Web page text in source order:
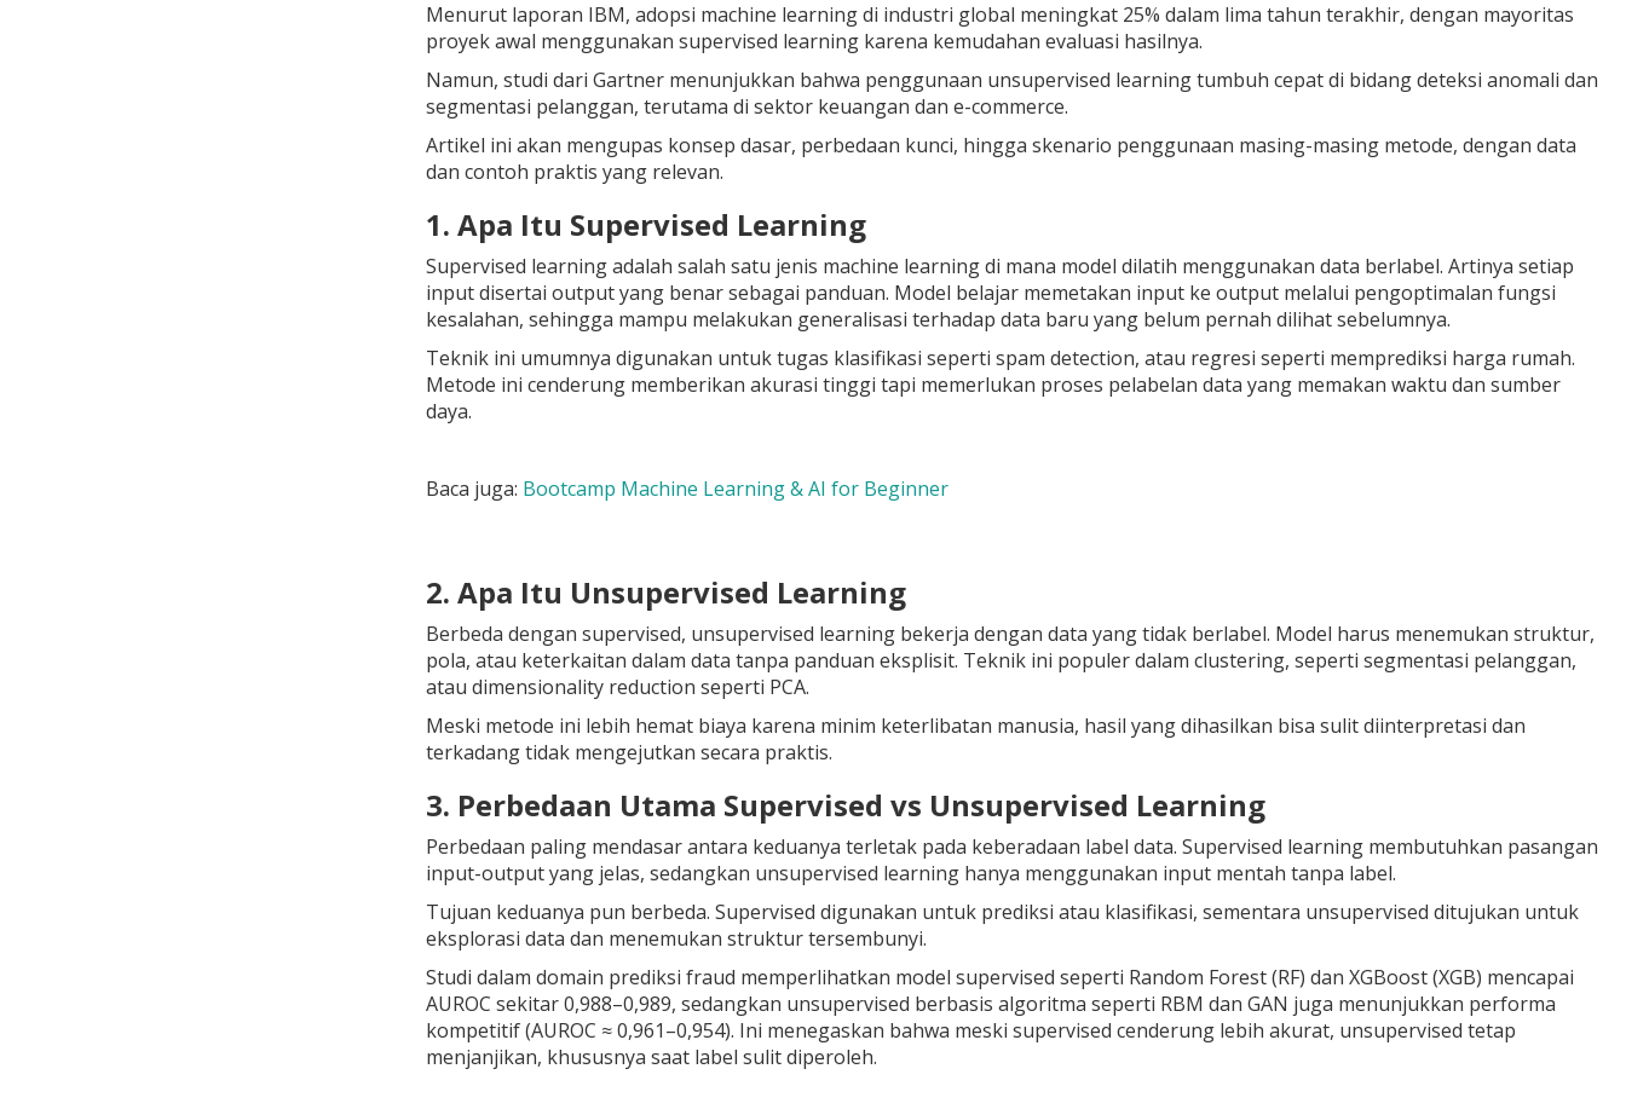
Menurut laporan IBM, adopsi machine learning di industri global meningkat 25% dalam lima tahun terakhir, dengan mayoritas
proyek awal menggunakan supervised learning karena kemudahan evaluasi hasilnya.
Namun, studi dari Gartner menunjukkan bahwa penggunaan unsupervised learning tumbuh cepat di bidang deteksi anomali dan
segmentasi pelanggan, terutama di sektor keuangan dan e-commerce.
Artikel ini akan mengupas konsep dasar, perbedaan kunci, hingga skenario penggunaan masing-masing metode, dengan data
dan contoh praktis yang relevan.
1. Apa Itu Supervised Learning
Supervised learning adalah salah satu jenis machine learning di mana model dilatih menggunakan data berlabel. Artinya setiap
input disertai output yang benar sebagai panduan. Model belajar memetakan input ke output melalui pengoptimalan fungsi
kesalahan, sehingga mampu melakukan generalisasi terhadap data baru yang belum pernah dilihat sebelumnya.
Teknik ini umumnya digunakan untuk tugas klasifikasi seperti spam detection, atau regresi seperti memprediksi harga rumah.
Metode ini cenderung memberikan akurasi tinggi tapi memerlukan proses pelabelan data yang memakan waktu dan sumber
daya.
Baca juga: Bootcamp Machine Learning & AI for Beginner
2. Apa Itu Unsupervised Learning
Berbeda dengan supervised, unsupervised learning bekerja dengan data yang tidak berlabel. Model harus menemukan struktur,
pola, atau keterkaitan dalam data tanpa panduan eksplisit. Teknik ini populer dalam clustering, seperti segmentasi pelanggan,
atau dimensionality reduction seperti PCA.
Meski metode ini lebih hemat biaya karena minim keterlibatan manusia, hasil yang dihasilkan bisa sulit diinterpretasi dan
terkadang tidak mengejutkan secara praktis.
3. Perbedaan Utama Supervised vs Unsupervised Learning
Perbedaan paling mendasar antara keduanya terletak pada keberadaan label data. Supervised learning membutuhkan pasangan
input-output yang jelas, sedangkan unsupervised learning hanya menggunakan input mentah tanpa label.
Tujuan keduanya pun berbeda. Supervised digunakan untuk prediksi atau klasifikasi, sementara unsupervised ditujukan untuk
eksplorasi data dan menemukan struktur tersembunyi.
Studi dalam domain prediksi fraud memperlihatkan model supervised seperti Random Forest (RF) dan XGBoost (XGB) mencapai
AUROC sekitar 0,988–0,989, sedangkan unsupervised berbasis algoritma seperti RBM dan GAN juga menunjukkan performa
kompetitif (AUROC ≈ 0,961–0,954). Ini menegaskan bahwa meski supervised cenderung lebih akurat, unsupervised tetap
menjanjikan, khususnya saat label sulit diperoleh.